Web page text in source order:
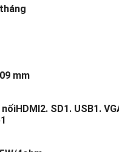
mm
SD1. USB1.